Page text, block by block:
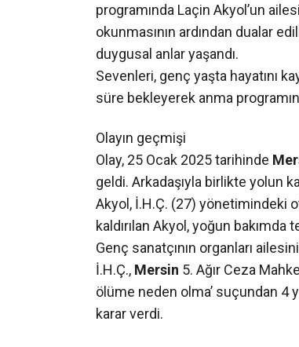
programında Laçin Akyol’un
okunmasının ardından dualar
duygusal anlar yaşandı.
Sevenleri, genç yaşta hayatını
süre bekleyerek anma
Olayın geçmişi
Olay, 25 Ocak 2025 tarihinde
geldi. Arkadaşıyla birlikte yolun
Akyol, İ.H.Ç. (27) yönetimindeki
kaldırılan Akyol, yoğun bakımda
Genç sanatçının organları
İ.H.Ç., Mersin 5. Ağır Ceza
ölüme neden olma’ suçundan 4
karar verdi.